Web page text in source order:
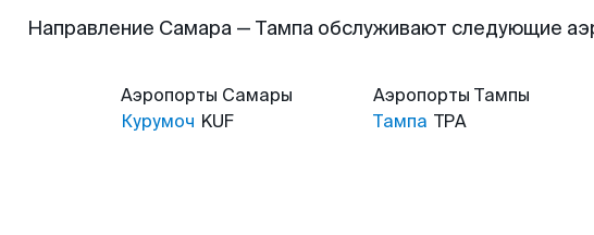
Направление Самара — Тампа обслуживают следующие
Аэропорты Самары
Курумоч KUF
Аэропорты Тампы
Тампа TPA